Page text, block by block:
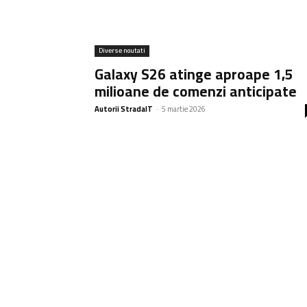
Diverse noutati
Galaxy S26 atinge aproape 1,5
milioane de comenzi anticipate
Autorii StradaIT - 5 martie 2026